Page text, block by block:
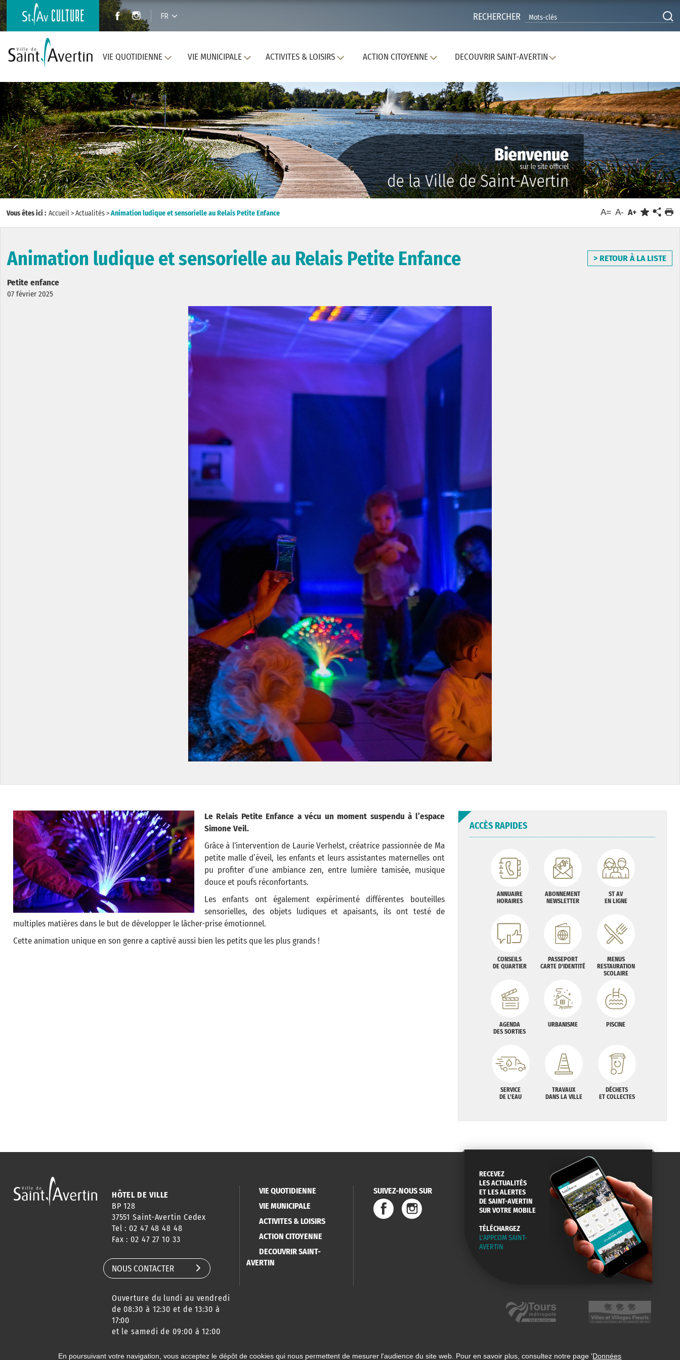
FR RECHERCHER
VIE QUOTIDIENNE VIE MUNICIPALE ACTIVITES & LOISIRS ACTION CITOYENNE DECOUVRIR SAINT-AVERTIN
Vous êtes ici : Accueil>Actualités>Animation ludique et sensorielle au Relais Petite Enfance A= A- A+
Animation ludique et sensorielle au Relais Petite Enfance > RETOUR À LA LISTE
Petite enfance
07 février 2025
Le Relais Petite Enfance a vécu un moment suspendu à l’espace
Simone Veil.
Grâce à l'intervention de Laurie Verhelst, créatrice passionnée de Ma
petite malle d’éveil, les enfants et leurs assistantes maternelles ont
pu profiter d’une ambiance zen, entre lumière tamisée, musique
douce et poufs réconfortants.
Les enfants ont également expérimenté différentes bouteilles
sensorielles, des objets ludiques et apaisants, ils ont testé de
multiples matières dans le but de développer le lâcher-prise émotionnel.
Cette animation unique en son genre a captivé aussi bien les petits que les plus grands !
ACCÈS RAPIDES
ANNUAIRE
HORAIRES
ABONNEMENT
NEWSLETTER
ST AV
EN LIGNE
CONSEILS
DE QUARTIER
PASSEPORT
CARTE D'IDENTITÉ
MENUS
RESTAURATION
SCOLAIRE
AGENDA
DES SORTIES
URBANISME PISCINE
SERVICE
DE L'EAU
TRAVAUX
DANS LA VILLE
DÉCHETS
ET COLLECTES
HÔTEL DE VILLE
BP 128
37551 Saint-Avertin Cedex
Tel : 02 47 48 48 48
Fax : 02 47 27 10 33
NOUS CONTACTER
Ouverture du lundi au vendredi
de 08:30 à 12:30 et de 13:30 à
17:00
et le samedi de 09:00 à 12:00
VIE QUOTIDIENNE
VIE MUNICIPALE
ACTIVITES & LOISIRS
ACTION CITOYENNE
DECOUVRIR SAINT-
AVERTIN
SUIVEZ-NOUS SUR
RECEVEZ
LES ACTUALITÉS
ET LES ALERTES
DE SAINT-AVERTIN
SUR VOTRE MOBILE
TÉLÉCHARGEZ
L'APPCOM SAINT-
AVERTIN
En poursuivant votre navigation, vous acceptez le dépôt de cookies qui nous permettent de mesurer l'audience du site web. Pour en savoir plus, consultez notre page 'Données